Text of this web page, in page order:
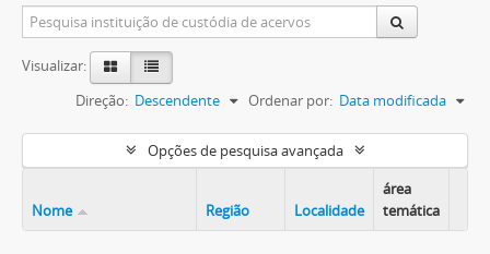
Visualizar:
Ordenar por: Data modificada
Direção: Descendente
Opções de pesquisa avançada
Nome Região Localidade
área
temática